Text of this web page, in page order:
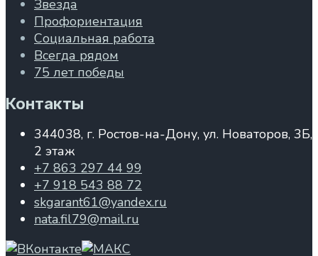
Звезда
Профориентация
Социальная работа
Всегда рядом
75 лет победы
Контакты
344038, г. Ростов-на-Дону, ул. Новаторов, 3Б,
2 этаж
+7 863 297 44 99
+7 918 543 88 72
skgarant61@yandex.ru
nata.fil79@mail.ru